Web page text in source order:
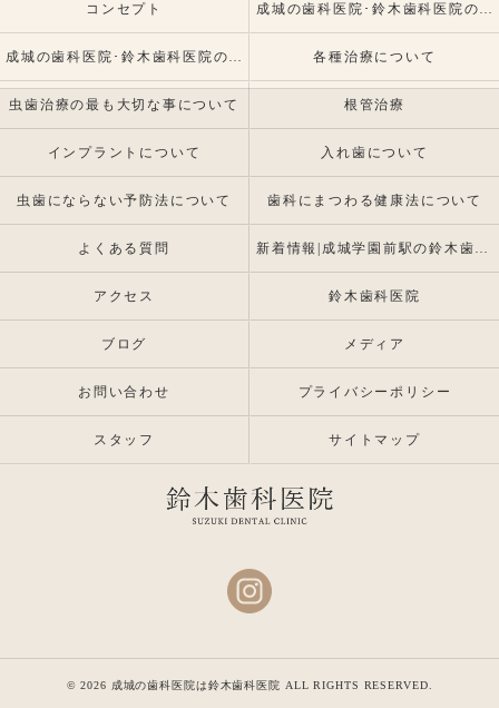
コンセプト 成城の歯科医院･鈴木歯科医院の口コミ情報
成城の歯科医院･鈴木歯科医院の患者様の声 各種治療について
虫歯治療の最も大切な事について 根管治療
インプラントについて 入れ歯について
虫歯にならない予防法について 歯科にまつわる健康法について
よくある質問 新着情報|成城学園前駅の鈴木歯科医院 |インプラント・入れ歯専門
アクセス 鈴木歯科医院
ブログ メディア
お問い合わせ プライバシーポリシー
スタッフ サイトマップ
© 2026 成城の歯科医院は鈴木歯科医院 ALL RIGHTS RESERVED.